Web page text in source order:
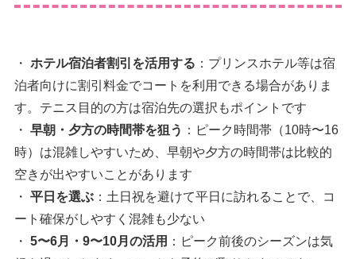
・ ホテル宿泊者割引を活用する ：プリンスホテル等は宿
泊者向けに割引料金でコートを利用できる場合がありま
す。テニス目的の方は宿泊先の選択もポイントです
・ 早朝・夕方の時間帯を狙う ：ピーク時間帯（10時〜16
時）は混雑しやすいため、早朝や夕方の時間帯は比較的
空きが出やすいことがあります
・ 平日を選ぶ：土日祝を避けて平日に訪れることで、コ
ート確保がしやすく混雑も少ない
・ 5〜6月・9〜10月の活用 ：ピーク前後のシーズンは気